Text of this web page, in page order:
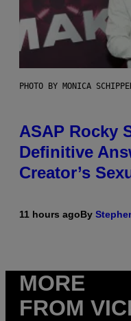
PHOTO BY MONICA
ASAP Rocky
Definitive
Creator’s
11 hours agoBy
MORE
FROM